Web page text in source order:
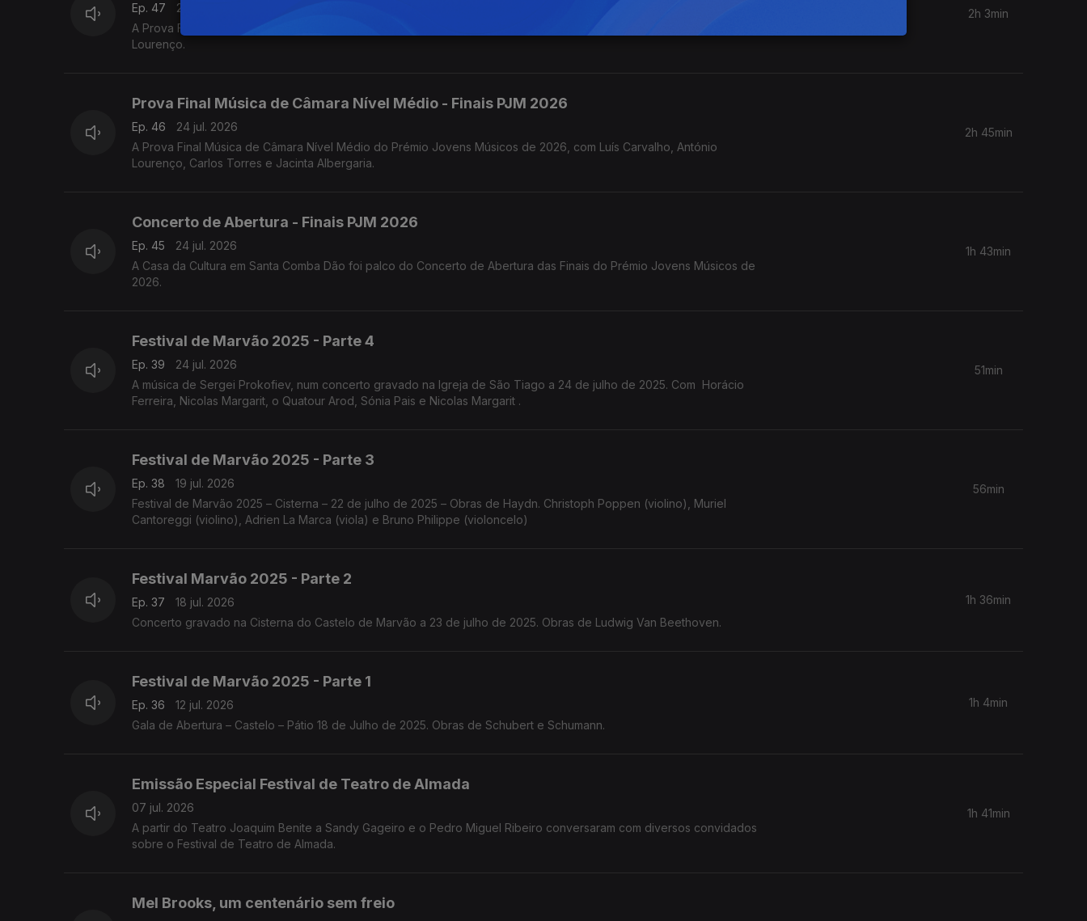
Ep. 47
25 jul. 2026
A Prova Final Música de Câmara Nível Superior do Prémio Jovens Músicos de 2026, com Luís Carvalho e António
Lourenço.
2h 3min
Prova Final Música de Câmara Nível Médio - Finais PJM 2026
Ep. 46
24 jul. 2026
A Prova Final Música de Câmara Nível Médio do Prémio Jovens Músicos de 2026, com Luís Carvalho, António
Lourenço, Carlos Torres e Jacinta Albergaria.
2h 45min
Concerto de Abertura - Finais PJM 2026
Ep. 45
24 jul. 2026
A Casa da Cultura em Santa Comba Dão foi palco do Concerto de Abertura das Finais do Prémio Jovens Músicos de
2026.
1h 43min
Festival de Marvão 2025 - Parte 4
Ep. 39
24 jul. 2026
A música de Sergei Prokofiev, num concerto gravado na Igreja de São Tiago a 24 de julho de 2025. Com Horácio
Ferreira, Nicolas Margarit, o Quatour Arod, Sónia Pais e Nicolas Margarit .
51min
Festival de Marvão 2025 - Parte 3
Ep. 38
19 jul. 2026
Festival de Marvão 2025 – Cisterna – 22 de julho de 2025 – Obras de Haydn. Christoph Poppen (violino), Muriel
Cantoreggi (violino), Adrien La Marca (viola) e Bruno Philippe (violoncelo)
56min
Festival Marvão 2025 - Parte 2
Ep. 37
18 jul. 2026
Concerto gravado na Cisterna do Castelo de Marvão a 23 de julho de 2025. Obras de Ludwig Van Beethoven.
1h 36min
Festival de Marvão 2025 - Parte 1
Ep. 36
12 jul. 2026
Gala de Abertura – Castelo – Pátio 18 de Julho de 2025. Obras de Schubert e Schumann.
1h 4min
Emissão Especial Festival de Teatro de Almada
07 jul. 2026
A partir do Teatro Joaquim Benite a Sandy Gageiro e o Pedro Miguel Ribeiro conversaram com diversos convidados
sobre o Festival de Teatro de Almada.
1h 41min
Mel Brooks, um centenário sem freio